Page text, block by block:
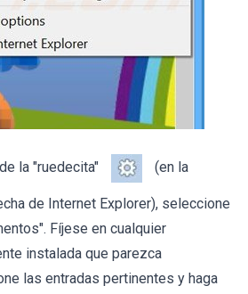
la "ruedecita" (en la
de Internet Explorer), seleccione
Fíjese en cualquier
instalada que parezca
las entradas pertinentes y haga